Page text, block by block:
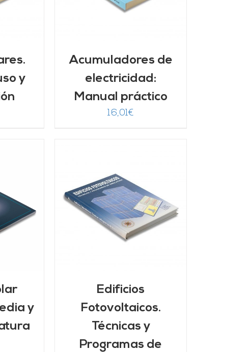
y
Acumuladores de
electricidad:
Manual práctico
16,01€
y
Edificios
Fotovoltaicos.
Técnicas y
Programas de